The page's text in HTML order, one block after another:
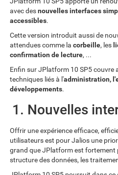
avec desnouvelles interfaces
accessibles.
Cette version introduit aussi de
attendues comme la corbeille, les
confirmation de lecture, ...
Enfin sur JPlatform 10 SP5 couvre
techniques liés à l'administration,
développements.
1. Nouvelles
Offrir une expérience efficace,
utilisateurs est pour Jalios une
grand que JPlatform est fortement
structure des données, les